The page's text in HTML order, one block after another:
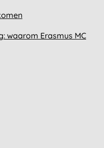
waarom Erasmus MC